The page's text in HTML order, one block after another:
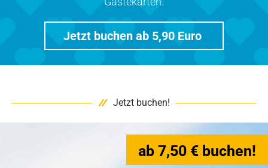
Jetzt buchen ab 5,90 Euro
Jetzt buchen!
ab 7,50 € buchen!